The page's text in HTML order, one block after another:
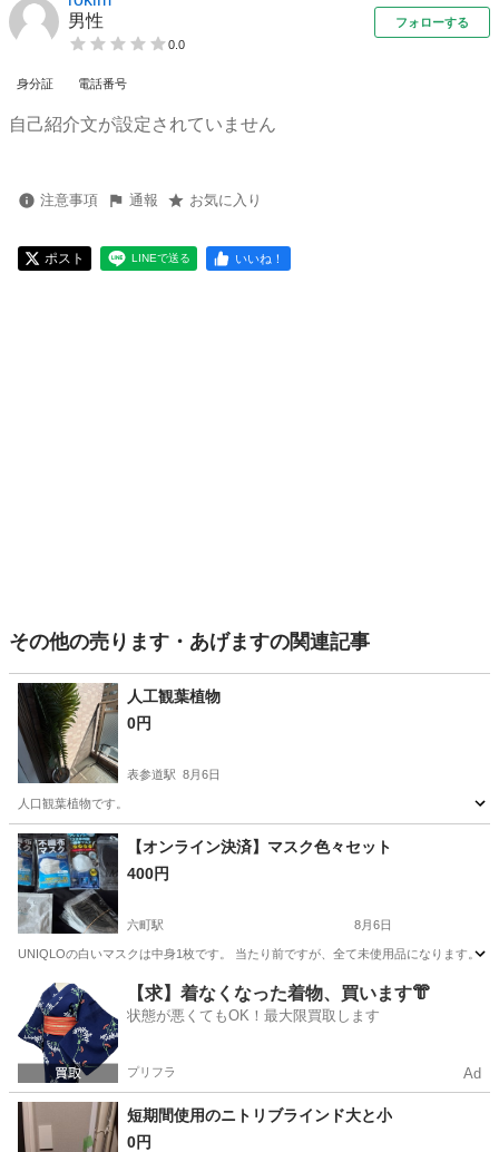
男性
0.0
フォローする
身分証 電話番号
自己紹介文が設定されていません
注意事項 通報 お気に入り
ポスト LINEで送る いいね！
その他の売ります・あげますの関連記事
人工観葉植物
0円
表参道駅 8月6日
人口観葉植物です。
東京 港区 表参道駅 その他 観葉植物
【オンライン決済】マスク色々セット
400円
六町駅 8月6日
UNIQLOの白いマスクは中身1枚です。 当たり前ですが、全て未使用品になります。
東京 足立区 六町駅 その他 マスク
【求】着なくなった着物、買います👘
状態が悪くてもOK！最大限買取します
プリフラ Ad
短期間使用のニトリブラインド大と小
0円